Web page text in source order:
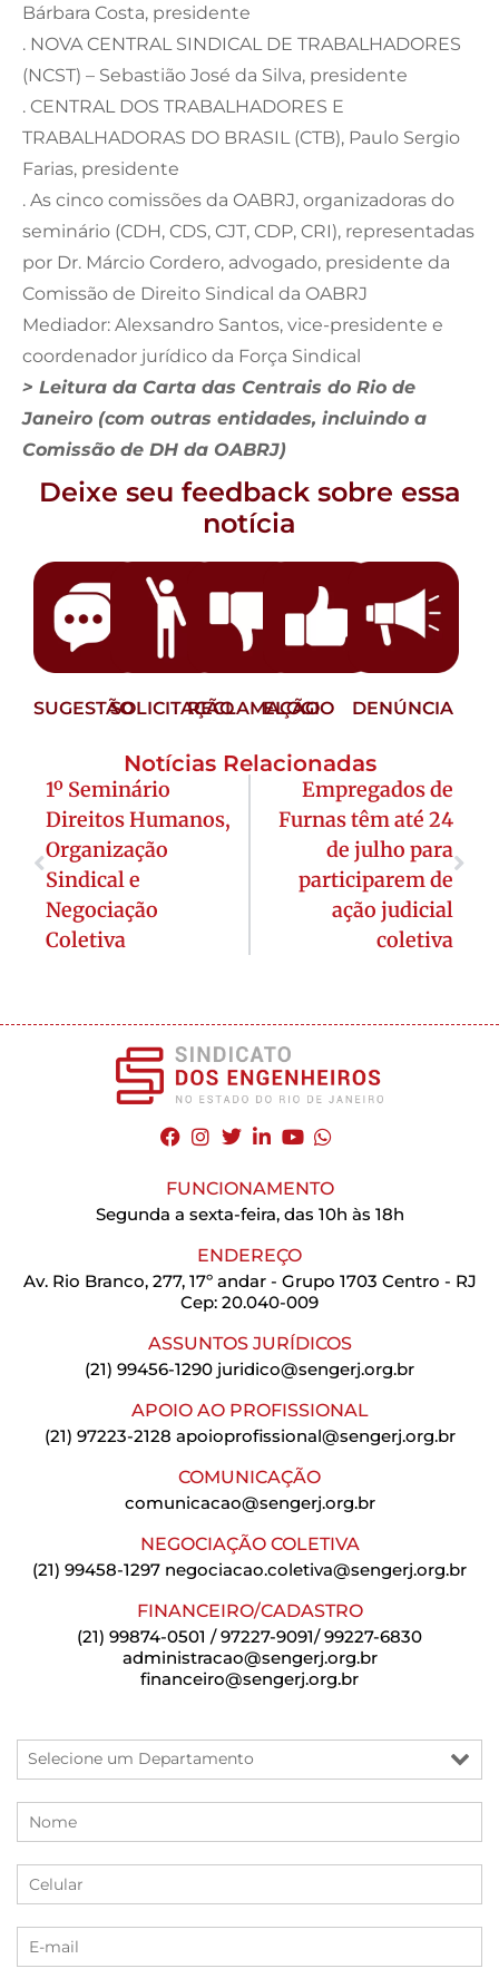
Bárbara Costa, presidente
. NOVA CENTRAL SINDICAL DE TRABALHADORES
(NCST) – Sebastião José da Silva, presidente
. CENTRAL DOS TRABALHADORES E
TRABALHADORAS DO BRASIL (CTB), Paulo Sergio
Farias, presidente
. As cinco comissões da OABRJ, organizadoras do
seminário (CDH, CDS, CJT, CDP, CRI), representadas
por Dr. Márcio Cordero, advogado, presidente da
Comissão de Direito Sindical da OABRJ
Mediador: Alexsandro Santos, vice-presidente e
coordenador jurídico da Força Sindical
> Leitura da Carta das Centrais do Rio de
Janeiro (com outras entidades, incluindo a
Comissão de DH da OABRJ)
Deixe seu feedback sobre essa
notícia
SUGESTÃOSOLICITAÇÃORECLAMAÇÃO
ELOGIO DENÚNCIA
Notícias Relacionadas
1º Seminário
Direitos Humanos,
Organização
Sindical e
Negociação
Coletiva
Empregados de
Furnas têm até 24
de julho para
participarem de
ação judicial
coletiva
FUNCIONAMENTO
Segunda a sexta-feira, das 10h às 18h
ENDEREÇO
Av. Rio Branco, 277, 17º andar - Grupo 1703 Centro - RJ
Cep: 20.040-009
ASSUNTOS JURÍDICOS
(21) 99456-1290 juridico@sengerj.org.br
APOIO AO PROFISSIONAL
(21) 97223-2128 apoioprofissional@sengerj.org.br
COMUNICAÇÃO
comunicacao@sengerj.org.br
NEGOCIAÇÃO COLETIVA
(21) 99458-1297 negociacao.coletiva@sengerj.org.br
FINANCEIRO/CADASTRO
(21) 99874-0501 / 97227-9091/ 99227-6830
administracao@sengerj.org.br
financeiro@sengerj.org.br